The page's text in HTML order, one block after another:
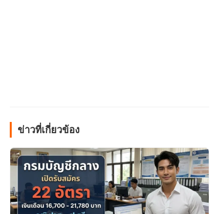
ข่าวที่เกี่ยวข้อง